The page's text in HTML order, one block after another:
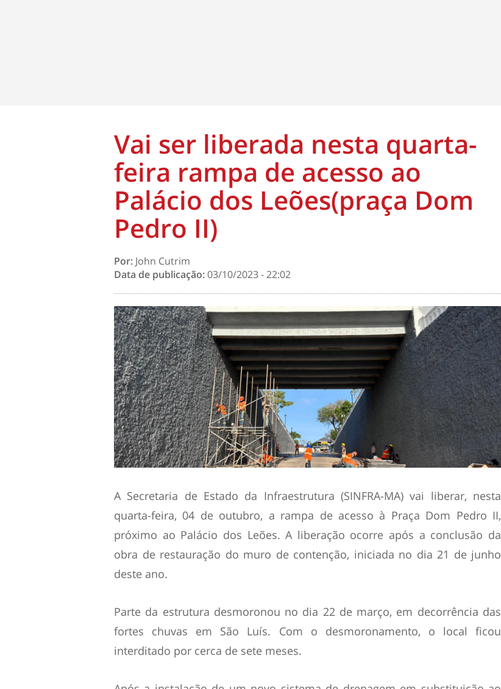
Vai ser liberada nesta quarta-
feira rampa de acesso ao
Palácio dos Leões(praça Dom
Pedro II)
Por: John Cutrim
Data de publicação:03/10/2023 - 22:02
A Secretaria de Estado da Infraestrutura (SINFRA-MA) vai liberar, nesta
quarta-feira, 04 de outubro, a rampa de acesso à Praça Dom Pedro II,
próximo ao Palácio dos Leões. A liberação ocorre após a conclusão da
obra de restauração do muro de contenção, iniciada no dia 21 de junho
deste ano.
Parte da estrutura desmoronou no dia 22 de março, em decorrência das
fortes chuvas em São Luís. Com o desmoronamento, o local ficou
interditado por cerca de sete meses.